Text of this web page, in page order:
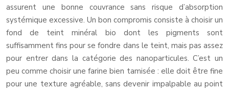
assurent une bonne couvrance sans risque d’absorption
systémique excessive. Un bon compromis consiste à choisir un
fond de teint minéral bio dont les pigments sont
suffisamment fins pour se fondre dans le teint, mais pas assez
pour entrer dans la catégorie des nanoparticules. C’est un
peu comme choisir une farine bien tamisée : elle doit être fine
pour une texture agréable, sans devenir impalpable au point